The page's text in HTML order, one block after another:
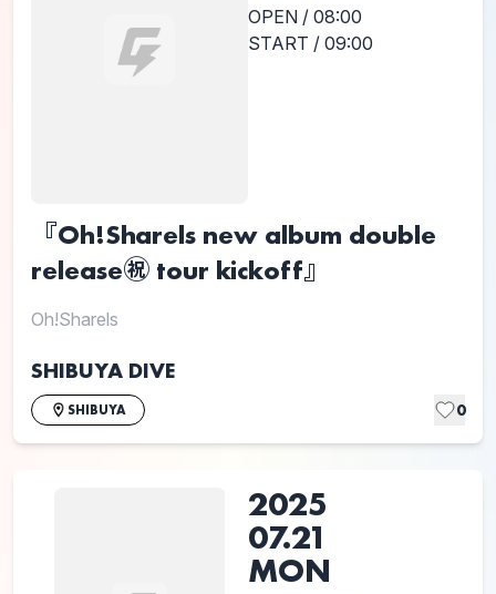
OPEN / 08:00
START / 09:00
『Oh!Sharels new album double
release㊗️ tour kickoff』
Oh!Sharels
SHIBUYA DIVE
SHIBUYA 0
2025
07.21
MON